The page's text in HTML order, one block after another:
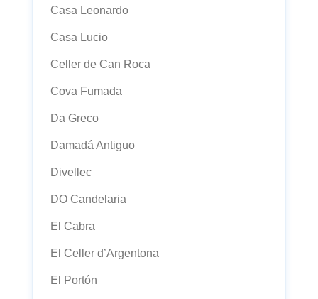
Casa Leonardo
Casa Lucio
Celler de Can Roca
Cova Fumada
Da Greco
Damadá Antiguo
Divellec
DO Candelaria
El Cabra
El Celler d’Argentona
El Portón